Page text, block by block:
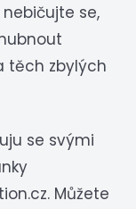
se,
těch zbylých
se svými
Můžete